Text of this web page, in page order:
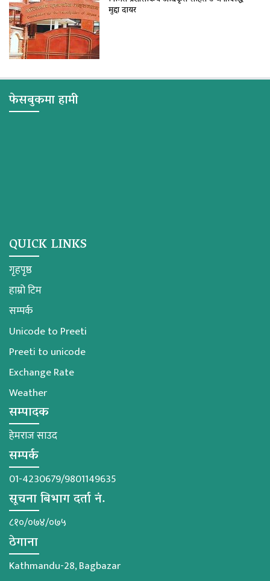
मुद्दा दायर
फेसबुकमा हामी
QUICK LINKS
गृहपृष्ठ
हाम्रो टिम
सम्पर्क
Unicode to Preeti
Preeti to unicode
Exchange Rate
Weather
सम्पादक
हेमराज साउद
सम्पर्क
01-4230679/9801149635
सूचना बिभाग दर्ता नं.
८१०/०७४/०७५
ठेगाना
Kathmandu-28, Bagbazar